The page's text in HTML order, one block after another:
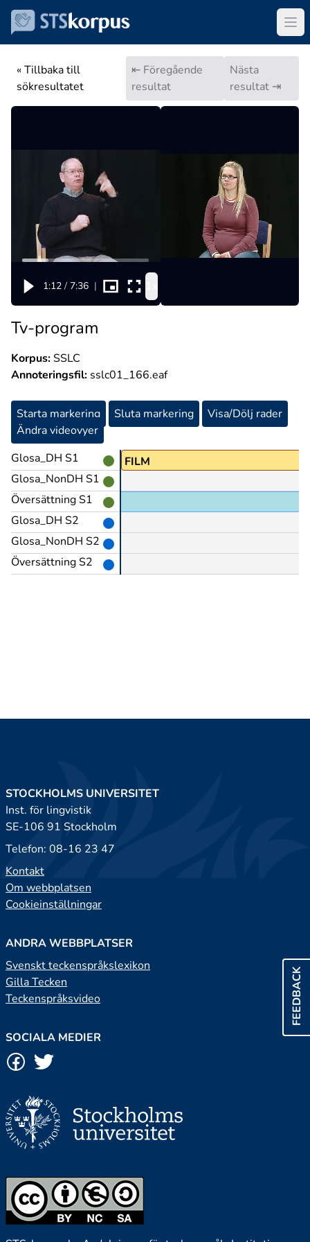
« Tillbaka till
sökresultatet
⇤ Föregående
resultat
Nästa
resultat ⇥
1:12 / 7:36 |
Tv-program
Korpus:SSLC
Annoteringsfil: sslc01_166.eaf
Starta markering Sluta markering
Visa/Dölj rader
Ändra videovyer
Glosa_DH S1
Glosa_NonDH S1
Översättning S1
Glosa_DH S2
Glosa_NonDH S2
Översättning S2
FILM
FEEDBACK
STOCKHOLMS UNIVERSITET
Inst. för lingvistik
SE-106 91 Stockholm
Telefon: 08-16 23 47
Kontakt
Om webbplatsen
Cookieinställningar
ANDRA WEBBPLATSER
Svenskt teckenspråkslexikon
Gilla Tecken
Teckenspråksvideo
SOCIALA MEDIER